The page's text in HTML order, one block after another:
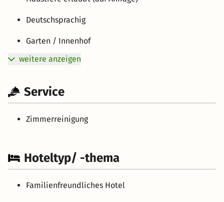
Deutschsprachig
Garten / Innenhof
weitere anzeigen
Service
Zimmerreinigung
Hoteltyp/ -thema
Familienfreundliches Hotel